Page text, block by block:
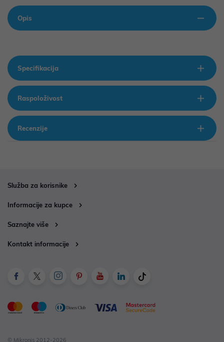
Opis
Specifikacija
Raspoloživost
Recenzije
Služba za korisnike
Informacije za kupce
Saznajte više
Kontakt informacije
© Mikronis 2012-2026